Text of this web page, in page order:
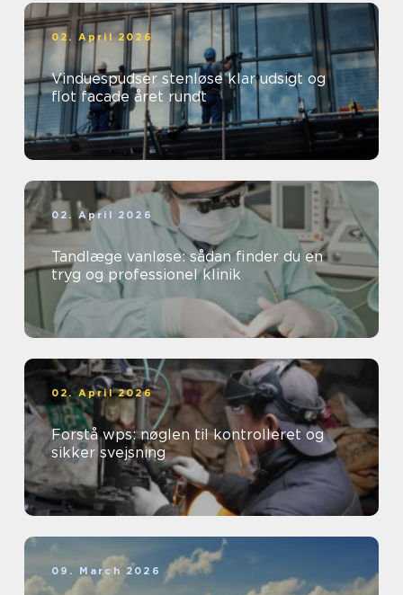
02. April 2026
Vinduespudser stenløse klar udsigt og
flot facade året rundt
02. April 2026
Tandlæge vanløse: sådan finder du en
tryg og professionel klinik
02. April 2026
Forstå wps: nøglen til kontrolleret og
sikker svejsning
09. March 2026